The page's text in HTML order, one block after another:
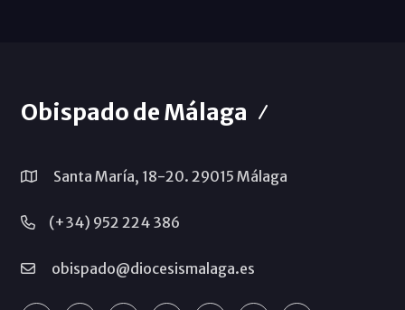
Obispado de Málaga
Santa María, 18-20. 29015 Málaga
(+34) 952 224 386
obispado@diocesismalaga.es